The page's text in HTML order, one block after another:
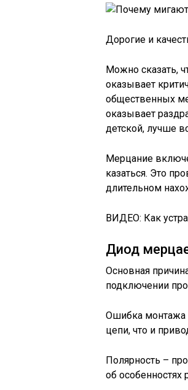
Дорогие и
Можно сказать,
оказывает
общественных
оказывает
детской, лучше
Мерцание
казаться. Это
длительном
ВИДЕО: Как
Диод
Основная
подключении
Ошибка монтажа
цепи, что и
Полярность –
об особенностях